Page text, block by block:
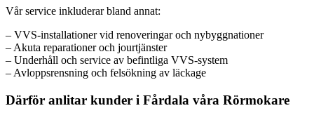
Vår service inkluderar bland annat:
– VVS-installationer vid renoveringar och nybyggnationer
– Akuta reparationer och jourtjänster
– Underhåll och service av befintliga VVS-system
– Avloppsrensning och felsökning av läckage
Därför anlitar kunder i Fårdala våra Rörmokare